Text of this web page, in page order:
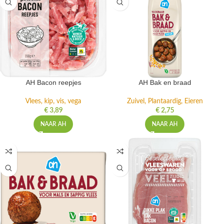
AH Bacon reepjes
Vlees, kip, vis, vega
€3,89
NAAR AH
AH Bak en braad
Zuivel, Plantaardig, Eieren
€2,75
NAAR AH